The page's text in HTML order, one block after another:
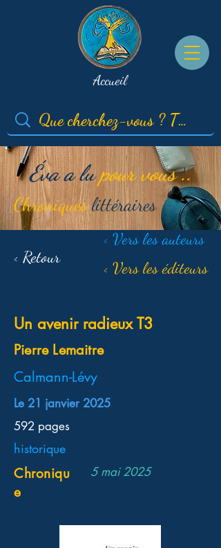
Accueil
Éva a lupour vous ..
Chroniqueslittéraires
< Retour
< Vers les auteurs
< Vers les éditeurs
Un avenir radieux T3
Pierre Lemaitre
Calmann-Lévy
Le 21 janvier 2025
592 pages
historique
Chroniqu
e
5 mai 2025